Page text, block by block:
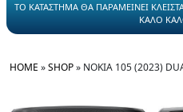
ΤΟ ΚΑΤΑΣΤΗΜΑ ΘΑ ΠΑΡΑΜΕΙΝΕΙ
ΚΑΛΟ
HOME »SHOP» NOKIA 105 (2023)